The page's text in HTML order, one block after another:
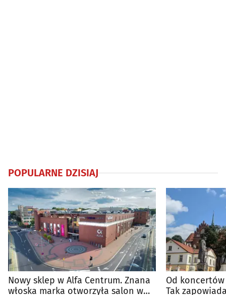
POPULARNE DZISIAJ
Nowy sklep w Alfa Centrum. Znana
włoska marka otworzyła salon w
Od
Tak